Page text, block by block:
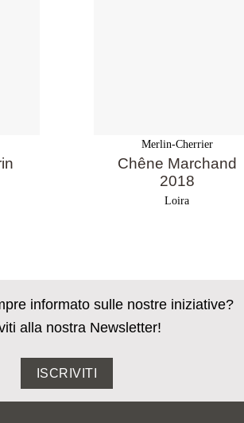
Merlin-Cherrier
Chêne Marchand
2018
Loira
informato sulle nostre iniziative?
alla nostra Newsletter!
ISCRIVITI